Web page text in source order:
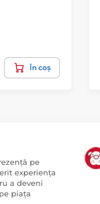
În coș
pe
experiența
a deveni
piața